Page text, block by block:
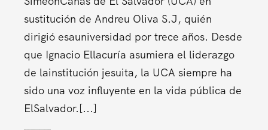
sustitución de Andreu Oliva S.J, quién
dirigió esauniversidad por trece años. Desde
que Ignacio Ellacuría asumiera el liderazgo
de lainstitución jesuita, la UCA siempre ha
sido una voz influyente en la vida pública de
ElSalvador.[...]